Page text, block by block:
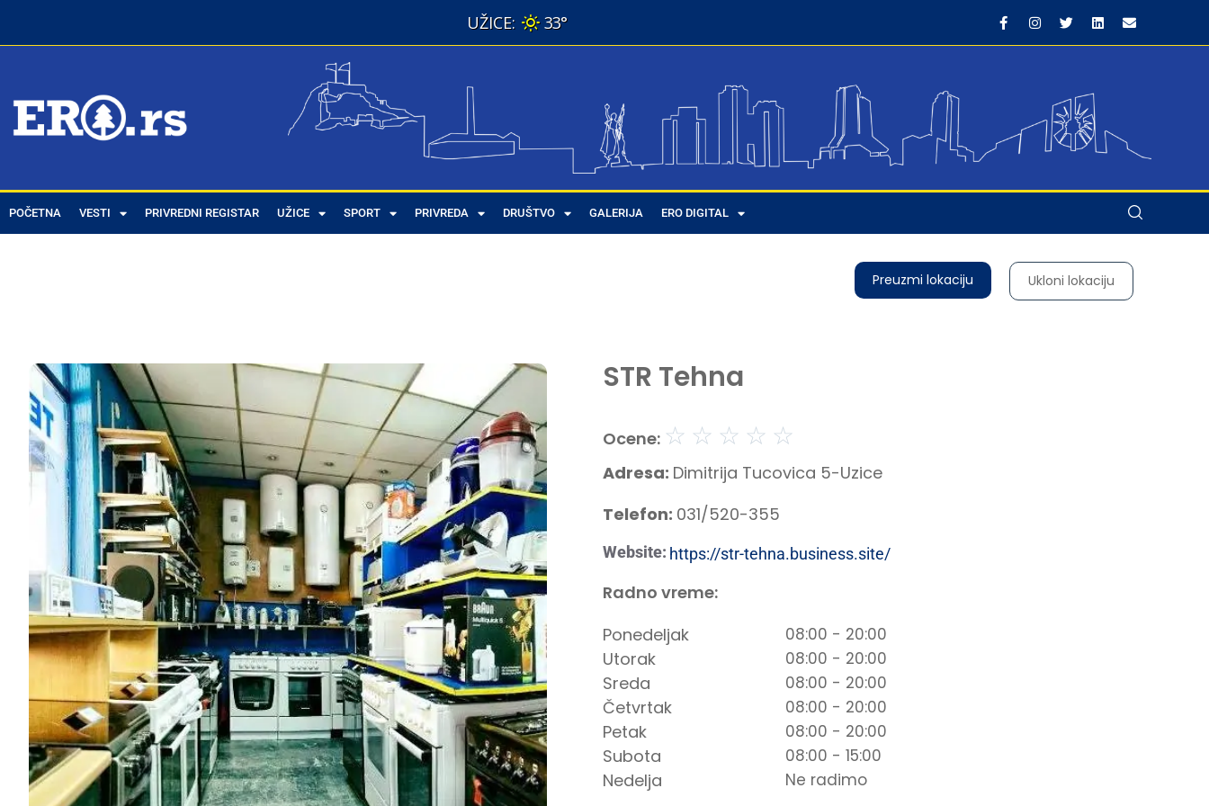
33°
POČETNA VESTI PRIVREDNI REGISTAR UŽICE SPORT PRIVREDA DRUŠTVO GALERIJA ERO DIGITAL
Preuzmi lokaciju Ukloni lokaciju
STR Tehna
Ocene: ☆ ☆ ☆ ☆ ☆
Adresa: Dimitrija Tucovica 5-Uzice
Telefon: 031/520-355
Website: https://str-tehna.business.site/
Radno vreme:
Ponedeljak
Utorak
Sreda
Četvrtak
Petak
Subota
Nedelja
08:00 - 20:00
08:00 - 20:00
08:00 - 20:00
08:00 - 20:00
08:00 - 20:00
08:00 - 15:00
Ne radimo